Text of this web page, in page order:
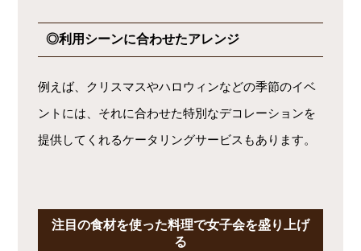
◎利用シーンに合わせたアレンジ
例えば、クリスマスやハロウィンなどの季節のイベ
ントには、それに合わせた特別なデコレーションを
提供してくれるケータリングサービスもあります。
注目の食材を使った料理で女子会を盛り上げ
る